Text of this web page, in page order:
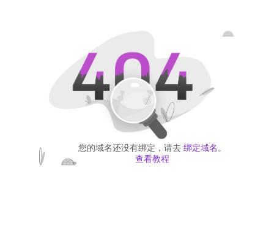
您的域名还没有绑定，请去 绑定域名 。
查看教程